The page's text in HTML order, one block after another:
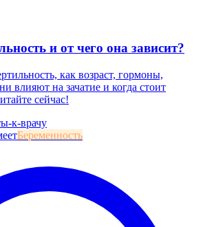
и от чего она зависит?
как возраст, гормоны,
влияют на зачатие и когда стоит
сейчас!
к-врачу
Беременность